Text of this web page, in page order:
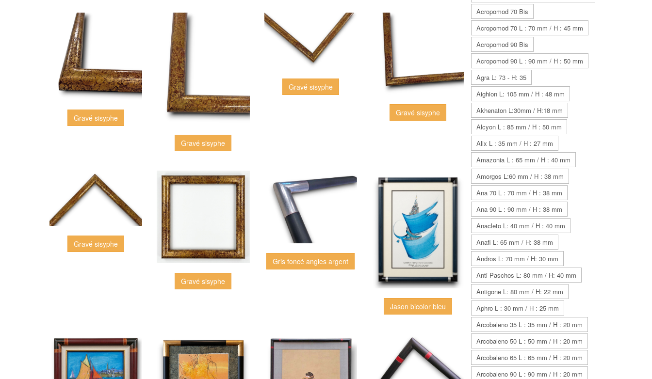
Gravé sisyphe
Gravé sisyphe
Gravé sisyphe
Gravé sisyphe
Gravé sisyphe
Gravé sisyphe
Gris foncé angles argent
Jason bicolor bleu
Acropomod 70 Bis
Acropomod 70 L : 70 mm / H : 45 mm
Acropomod 90 Bis
Acropomod 90 L : 90 mm / H : 50 mm
Agra L: 73 - H: 35
Aighion L: 105 mm / H : 48 mm
Akhenaton L:30mm / H:18 mm
Alcyon L : 85 mm / H : 50 mm
Alix L : 35 mm / H : 27 mm
Amazonia L : 65 mm / H : 40 mm
Amorgos L:60 mm / H : 38 mm
Ana 70 L : 70 mm / H : 38 mm
Ana 90 L : 90 mm / H : 38 mm
Anacleto L: 40 mm / H : 40 mm
Anafi L: 65 mm / H: 38 mm
Andros L: 70 mm / H: 30 mm
Anti Paschos L: 80 mm / H: 40 mm
Antigone L: 80 mm / H: 22 mm
Aphro L : 30 mm / H : 25 mm
Arcobaleno 35 L : 35 mm / H : 20 mm
Arcobaleno 50 L : 50 mm / H : 20 mm
Arcobaleno 65 L : 65 mm / H : 20 mm
Arcobaleno 90 L : 90 mm / H : 20 mm